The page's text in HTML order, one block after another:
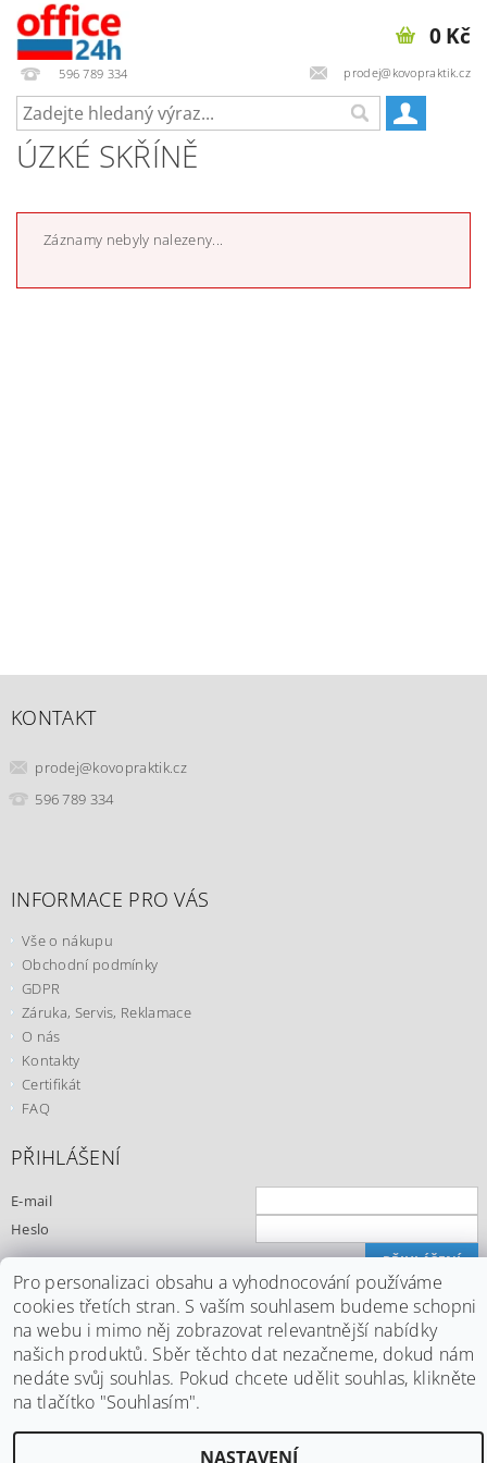
596 789 334 prodej@kovopraktik.cz
0 Kč
ÚZKÉ SKŘÍNĚ
Záznamy nebyly nalezeny...
KONTAKT
prodej@kovopraktik.cz
596 789 334
INFORMACE PRO VÁS
Vše o nákupu
Obchodní podmínky
GDPR
Záruka, Servis, Reklamace
O nás
Kontakty
Certifikát
FAQ
PŘIHLÁŠENÍ
E-mail
Heslo
Registrace
Zapomenuté heslo
Vytvořil Shoptet
Pro personalizaci obsahu a vyhodnocování používáme
cookies třetích stran. S vaším souhlasem budeme schopni
na webu i mimo něj zobrazovat relevantnější nabídky
našich produktů. Sběr těchto dat nezačneme, dokud nám
nedáte svůj souhlas. Pokud chcete udělit souhlas, klikněte
na tlačítko "Souhlasím".
NASTAVENÍ